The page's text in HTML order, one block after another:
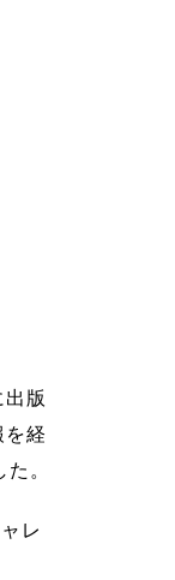
版
経
。
レ